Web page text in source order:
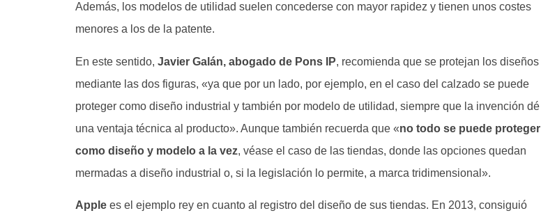
Además, los modelos de utilidad suelen concederse con mayor rapidez y tienen unos costes
menores a los de la patente.
En este sentido, Javier Galán, abogado de Pons IP, recomienda que se protejan los diseños
mediante las dos figuras, «ya que por un lado, por ejemplo, en el caso del calzado se puede
proteger como diseño industrial y también por modelo de utilidad, siempre que la invención dé
una ventaja técnica al producto». Aunque también recuerda que «no todo se puede proteger
como diseño y modelo a la vez, véase el caso de las tiendas, donde las opciones quedan
mermadas a diseño industrial o, si la legislación lo permite, a marca tridimensional».
Apple es el ejemplo rey en cuanto al registro del diseño de sus tiendas. En 2013, consiguió